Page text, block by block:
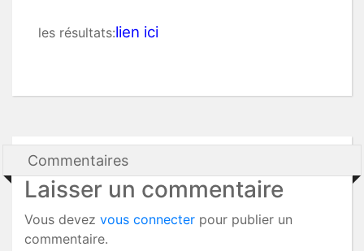
les résultats:lien ici
Commentaires
Laisser un commentaire
Vous devez vous connecter pour publier un
commentaire.